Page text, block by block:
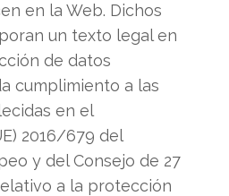
en la Web. Dichos
un texto legal en
de datos
cumplimiento a las
en el
2016/679 del
y del Consejo de 27
a la protección